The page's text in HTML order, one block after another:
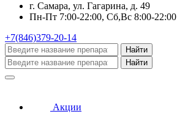
г. Самара, ул. Гагарина, д. 49
Пн-Пт 7:00-22:00, Сб,Вс 8:00-22:00
+7(846)379-20-14
Найти
Найти
Акции